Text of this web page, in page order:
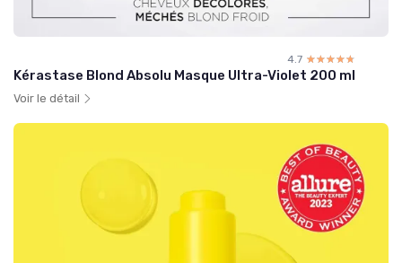
4.7 ☆☆☆☆☆
★★★★★
Kérastase Blond Absolu Masque Ultra-Violet 200 ml
Voir le détail